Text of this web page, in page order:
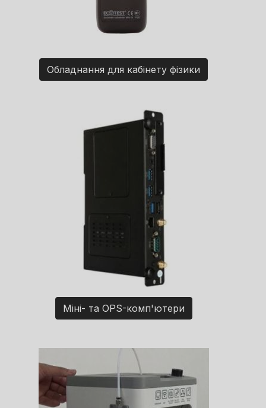
Обладнання для кабінету фізики
Міні- та OPS-комп'ютери